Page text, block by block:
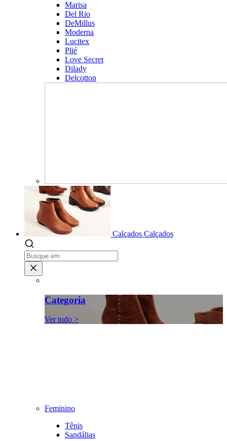
Marisa
Del Rio
DeMillus
Moderna
Lucitex
Plié
Love Secret
Dilady
Delcotton
Calçados Calçados
Categoria
Ver tudo >
Feminino
Tênis
Sandálias